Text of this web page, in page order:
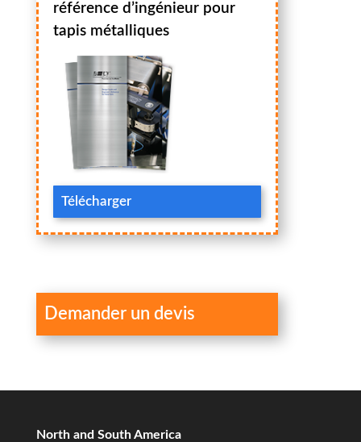
référence d’ingénieur pour
tapis métalliques
Télécharger
Demander un devis
North and South America